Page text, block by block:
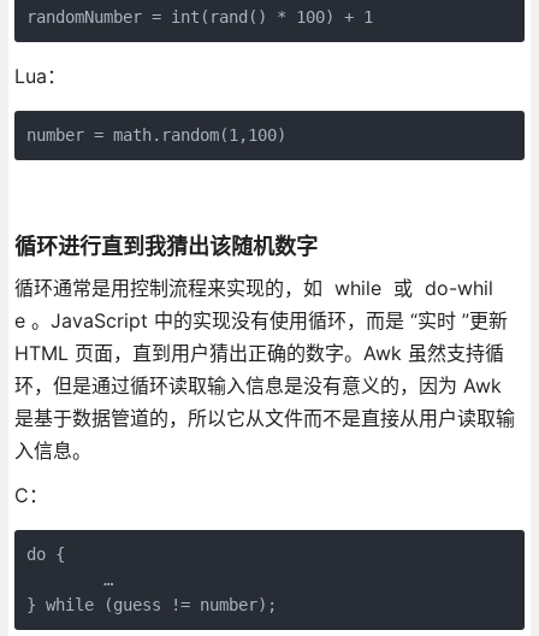
randomNumber = int(rand() * 100) + 1
Lua：
number = math.random(1,100)
循环进行直到我猜出该随机数字
循环通常是用控制流程来实现的，如 while 或 do-whil
e 。JavaScript 中的实现没有使用循环，而是 “实时 ”更新
HTML 页面，直到用户猜出正确的数字。Awk 虽然支持循
环，但是通过循环读取输入信息是没有意义的，因为 Awk
是基于数据管道的，所以它从文件而不是直接从用户读取输
入信息。
C：
do {
        …
} while (guess != number);